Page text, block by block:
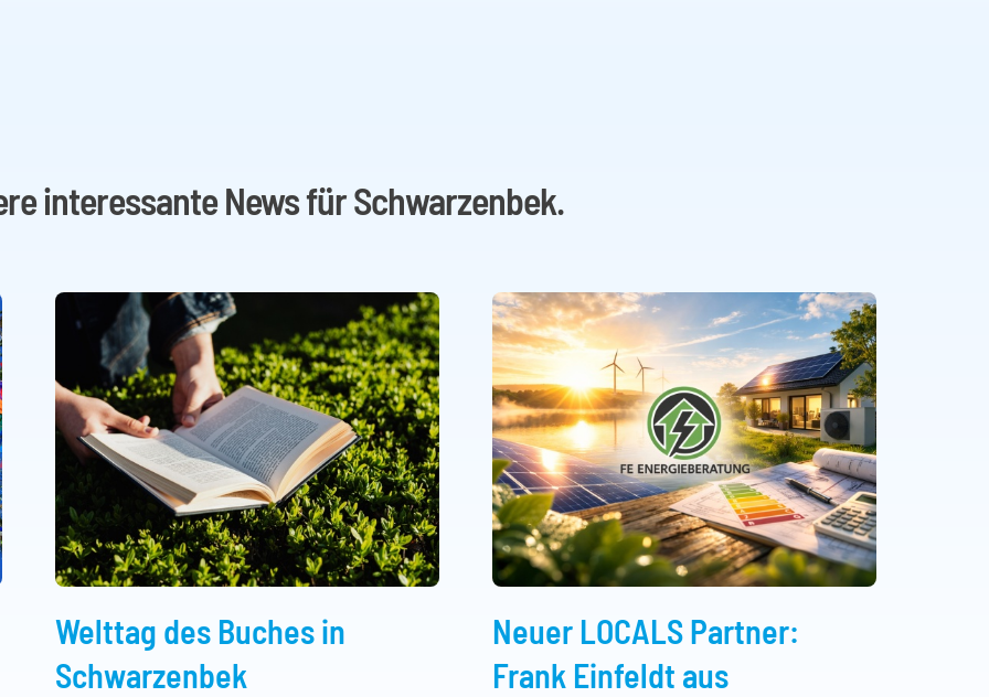
interessante News für Schwarzenbek.
Welttag des Buches in
Schwarzenbek
Neuer LOCALS Partner:
Frank Einfeldt aus